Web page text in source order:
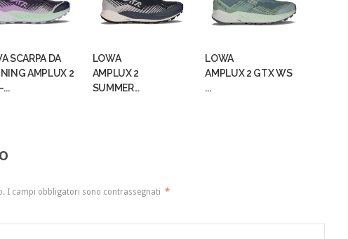
SCARPA DA
AMPLUX 2
LOWA
AMPLUX 2
SUMMER...
LOWA
AMPLUX 2 GTX WS
...
I campi obbligatori sono contrassegnati *